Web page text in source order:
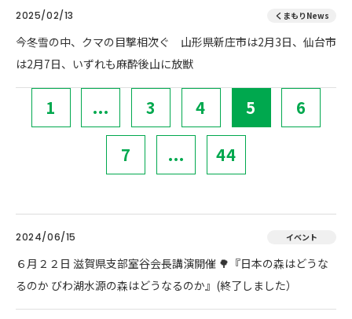
2025/02/13 くまもりNews
今冬雪の中、クマの目撃相次ぐ 山形県新庄市は2月3日、仙台市
は2月7日、いずれも麻酔後山に放獣
1 ... 3 4 5 6
7 ... 44
2024/06/15 イベント
６月２２日 滋賀県支部室谷会長講演開催 🌳『日本の森はどうな
るのか びわ湖水源の森はどうなるのか』(終了しました）